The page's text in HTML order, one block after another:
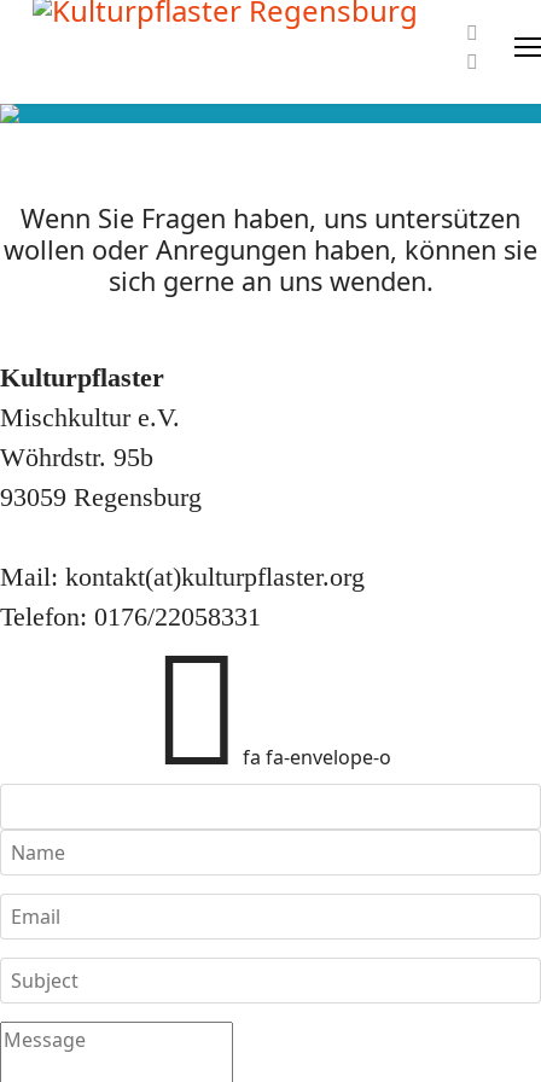
Wenn Sie Fragen haben, uns untersützen
wollen oder Anregungen haben, können sie
sich gerne an uns wenden.
Kulturpflaster
Mischkultur e.V.
Wöhrdstr. 95b
93059 Regensburg
Mail: kontakt(at)kulturpflaster.org
Telefon: 0176/22058331
fa fa-envelope-o